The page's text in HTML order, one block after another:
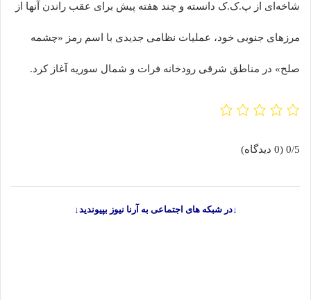
شاخه‌ای از پ.ک.ک دانسته و چند هفته پیش برای عقب راندن آنها از
مرزهای جنوبی خود، عملیات نظامی جدیدی با اسم رمز «چشمه
صلح» در مناطق شرقی رودخانه فرات و شمال سوریه آغاز کرد.
0/5 (0 دیدگاه)
↓در شبکه های اجتماعی به آرنا نیوز بپیوندید↓